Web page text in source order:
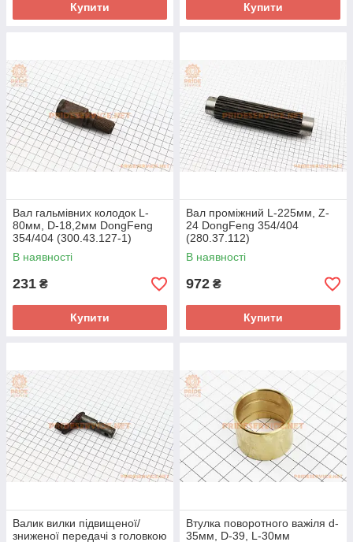
Купити Купити
Вал гальмівних колодок L-
80мм, D-18,2мм DongFeng
354/404 (300.43.127-1)
В наявності
231 ₴
Купити
Вал проміжний L-225мм, Z-
24 DongFeng 354/404
(280.37.112)
В наявності
972 ₴
Купити
Валик вилки підвищеної/
зниженої передачі з головкою
Втулка поворотного важіля d-
35мм, D-39, L-30мм